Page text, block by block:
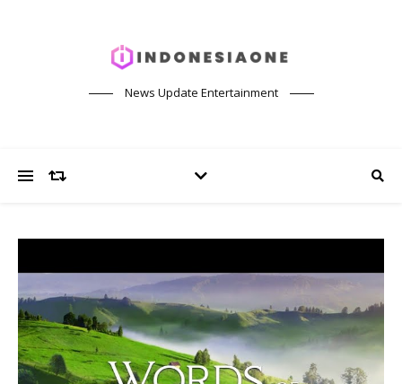
News Update Entertainment